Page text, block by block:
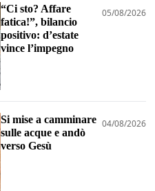
“Ci sto? Affare
fatica!”, bilancio
positivo: d’estate
vince l’impegno
05/08/2026
Si mise a camminare
sulle acque e andò
verso Gesù
04/08/2026